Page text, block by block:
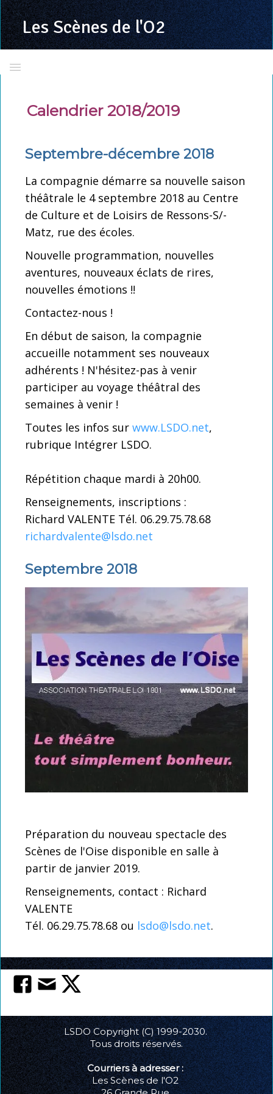
Les Scènesde l'O2
Présentation
Toutes les programmations
LSDO en images
La troupe
Richard VALENTE
Grand jeu concours LSDO
La carte club LSDO
Créez l'évènement
Partenaires
Coulisses : Statuts, réglement intérieur
Calendrier 2018/2019
Septembre-décembre 2018
La compagnie démarre sa nouvelle saison
théâtrale le 4 septembre 2018 au Centre
de Culture et de Loisirs de Ressons-S/-
Matz, rue des écoles.
Nouvelle programmation, nouvelles
aventures, nouveaux éclats de rires,
nouvelles émotions !!
Contactez-nous !
En début de saison, la compagnie
accueille notamment ses nouveaux
adhérents ! N'hésitez-pas à venir
participer au voyage théâtral des
semaines à venir !
Toutes les infos sur www.LSDO.net,
rubrique Intégrer LSDO.
Répétition chaque mardi à 20h00.
Renseignements, inscriptions :
Richard VALENTE Tél. 06.29.75.78.68
richardvalente@lsdo.net
Septembre 2018
Préparation du nouveau spectacle des
Scènes de l'Oise disponible en salle à
partir de janvier 2019.
Renseignements, contact : Richard
VALENTE
Tél. 06.29.75.78.68 ou lsdo@lsdo.net.
LSDO Copyright (C) 1999-2030.
Tous droits réservés.
Courriers à adresser :
Les Scènes de l'O2